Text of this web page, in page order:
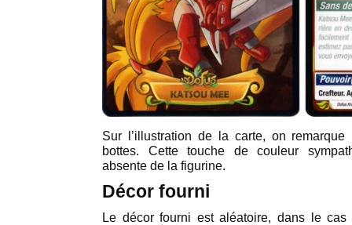
Sur l’illustration de la carte, on
bottes. Cette touche de couleur
absente de la figurine.
Décor fourni
Le décor fourni est aléatoire, dans le